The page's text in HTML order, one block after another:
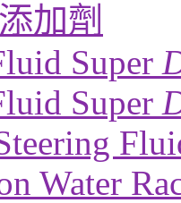
加劑
Super
Super
Water